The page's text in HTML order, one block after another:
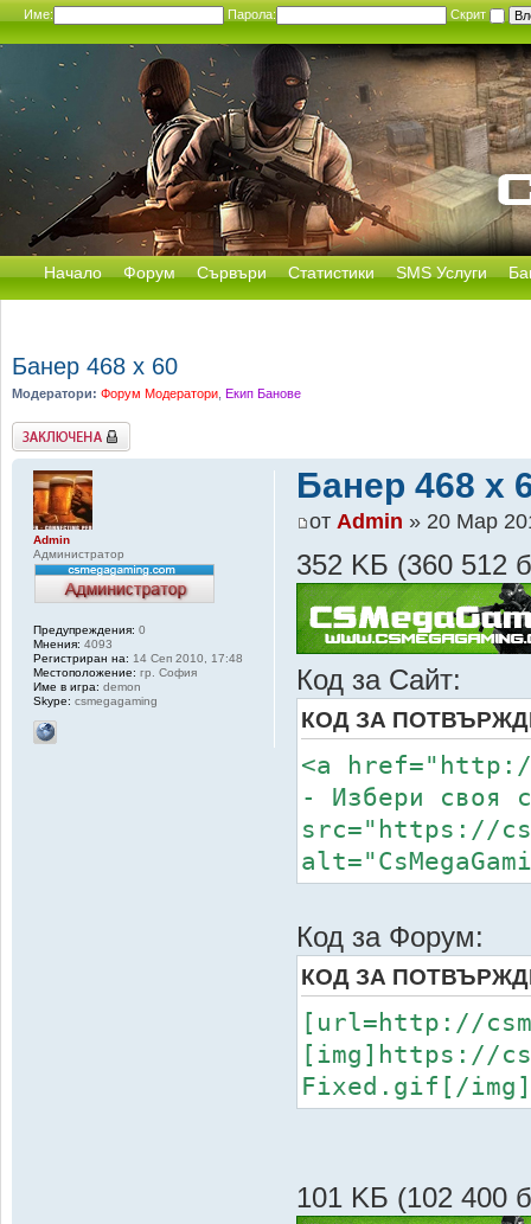
Име: Парола: Скрит
Начало Форум Сървъри Статистики SMS Услуги
Банер 468 х 60
Модератори: Форум Модератори Екип Банове
Заключена
Банер 468 х
от Admin » 20 Мар
352 KБ (360 512
Код за Сайт:
КОД ЗА
<a href="http://
- Избери своя
src="https://
Код за Форум:
КОД ЗА
[url=http://
[img]https://
Fixed.gif[/
101 KБ (102 400
Admin
Администратор
Предупреждения: 0
Мнения: 4093
Регистриран на: 14 Сеп 2010, 17:48
Местоположение: гр. София
Име в игра: demon
Skype: csmegagaming